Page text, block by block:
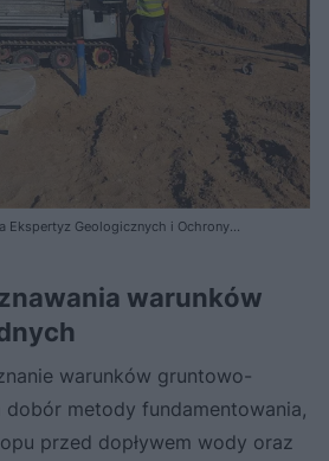
Ekspertyz Geologicznych i Ochrony
warunków
warunków gruntowo-
dobór metody fundamentowania,
przed dopływem wody oraz